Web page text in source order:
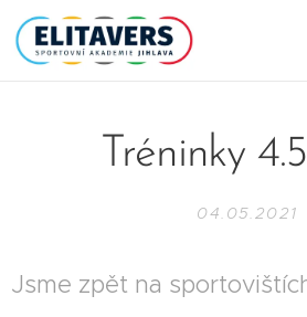
Tréninky
04.05.2021
Jsme zpět na